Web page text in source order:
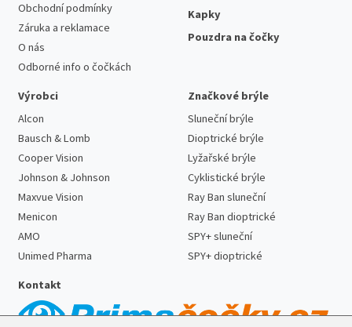
Obchodní podmínky
Záruka a reklamace
O nás
Odborné info o čočkách
Kapky
Pouzdra na čočky
Výrobci
Alcon
Bausch & Lomb
Cooper Vision
Johnson & Johnson
Maxvue Vision
Menicon
AMO
Unimed Pharma
Značkové brýle
Sluneční brýle
Dioptrické brýle
Lyžařské brýle
Cyklistické brýle
Ray Ban sluneční
Ray Ban dioptrické
SPY+ sluneční
SPY+ dioptrické
Kontakt